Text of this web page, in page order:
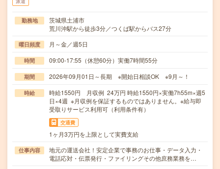
派遣
勤務地
茨城県土浦市
荒川沖駅から徒歩3分／つくば駅からバス27分
曜日頻度 月～金／週5日
時間 09:00-17:55（休憩60分）実働7時間55分
期間 2026年09月01日～長期 ※開始日相談OK ※9月～！
時給
時給1550円 月収例 24万円 時給1550円×実働7h55m×週5
日×4週 ※月収例を保証するものではありません。※給与即
受取りサービス利用可（利用条件有）
交通費
1ヶ月3万円を上限として実費支給
仕事内容
地元の運送会社！安定企業で事務のお仕事・データ入力・
電話応対・伝票発行・ファイリングその他庶務業務を…